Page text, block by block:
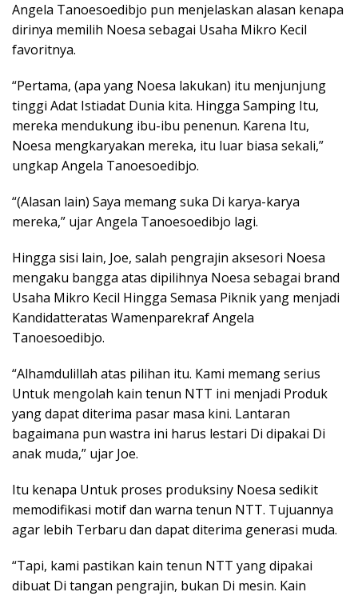
Angela Tanoesoedibjo pun menjelaskan alasan kenapa
dirinya memilih Noesa sebagai Usaha Mikro Kecil
favoritnya.
“Pertama, (apa yang Noesa lakukan) itu menjunjung
tinggi Adat Istiadat Dunia kita. Hingga Samping Itu,
mereka mendukung ibu-ibu penenun. Karena Itu,
Noesa mengkaryakan mereka, itu luar biasa sekali,”
ungkap Angela Tanoesoedibjo.
“(Alasan lain) Saya memang suka Di karya-karya
mereka,” ujar Angela Tanoesoedibjo lagi.
Hingga sisi lain, Joe, salah pengrajin aksesori Noesa
mengaku bangga atas dipilihnya Noesa sebagai brand
Usaha Mikro Kecil Hingga Semasa Piknik yang menjadi
Kandidatteratas Wamenparekraf Angela
Tanoesoedibjo.
“Alhamdulillah atas pilihan itu. Kami memang serius
Untuk mengolah kain tenun NTT ini menjadi Produk
yang dapat diterima pasar masa kini. Lantaran
bagaimana pun wastra ini harus lestari Di dipakai Di
anak muda,” ujar Joe.
Itu kenapa Untuk proses produksiny Noesa sedikit
memodifikasi motif dan warna tenun NTT. Tujuannya
agar lebih Terbaru dan dapat diterima generasi muda.
“Tapi, kami pastikan kain tenun NTT yang dipakai
dibuat Di tangan pengrajin, bukan Di mesin. Kain